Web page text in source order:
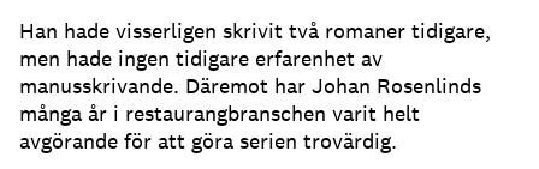
Han hade visserligen skrivit två romaner tidigare,
men hade ingen tidigare erfarenhet av
manusskrivande. Däremot har Johan Rosenlinds
många år i restaurangbranschen varit helt
avgörande för att göra serien trovärdig.